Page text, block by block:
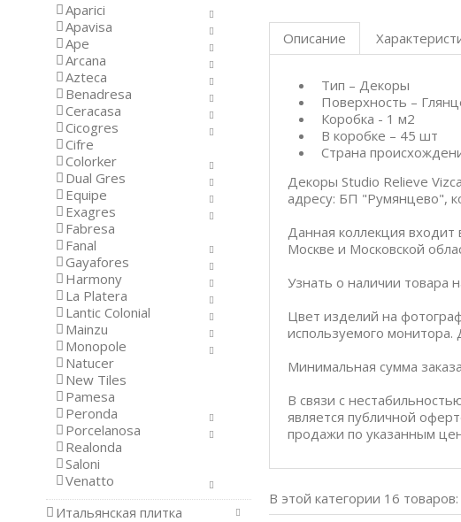
Описание
Тип – Декоры
Поверхность –
Коробка - 1 м2
В коробке – 45 шт
Страна
Декоры Studio Relieve
адресу: БП "Румянцево",
Данная коллекция входит
Москве и Московской
Узнать о наличии товара
Цвет изделий на
используемого монитора.
Минимальная сумма
В связи с
является публичной
продажи по указанным
В этой категории 16 товаров:
Aparici
Apavisa
Ape
Arcana
Azteca
Benadresa
Ceracasa
Cicogres
Cifre
Colorker
Dual Gres
Equipe
Exagres
Fabresa
Fanal
Gayafores
Harmony
La Platera
Lantic Colonial
Mainzu
Monopole
Natucer
New Tiles
Pamesa
Peronda
Porcelanosa
Realonda
Saloni
Venatto
Итальянская плитка